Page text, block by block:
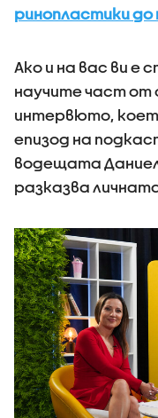
ринопластики до
Ако и на вас ви е
научите част от
интервюто,
епизод на
водещата
разказва